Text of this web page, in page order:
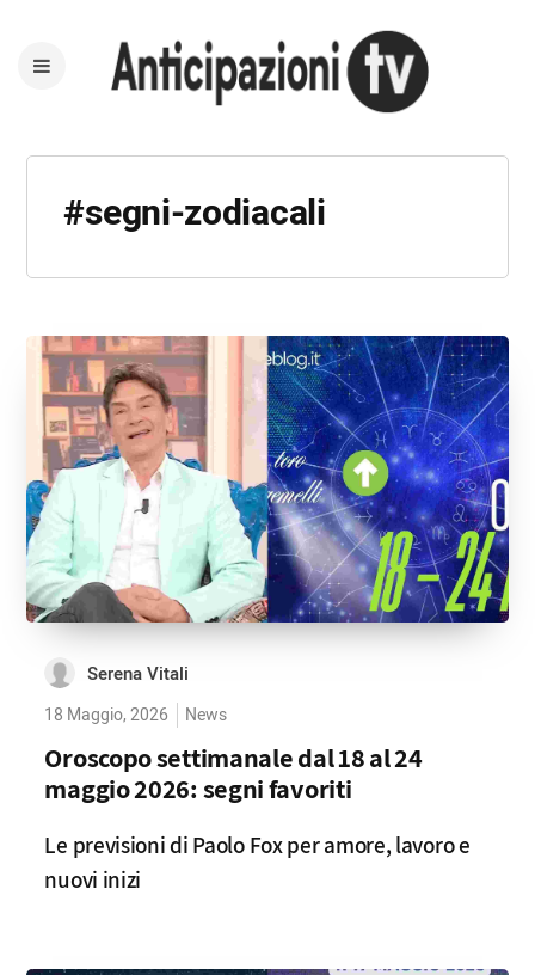
#segni-zodiacali
Serena Vitali
18 Maggio, 2026 News
Oroscopo settimanale dal 18 al 24
maggio 2026: segni favoriti
Le previsioni di Paolo Fox per amore, lavoro e
nuovi inizi